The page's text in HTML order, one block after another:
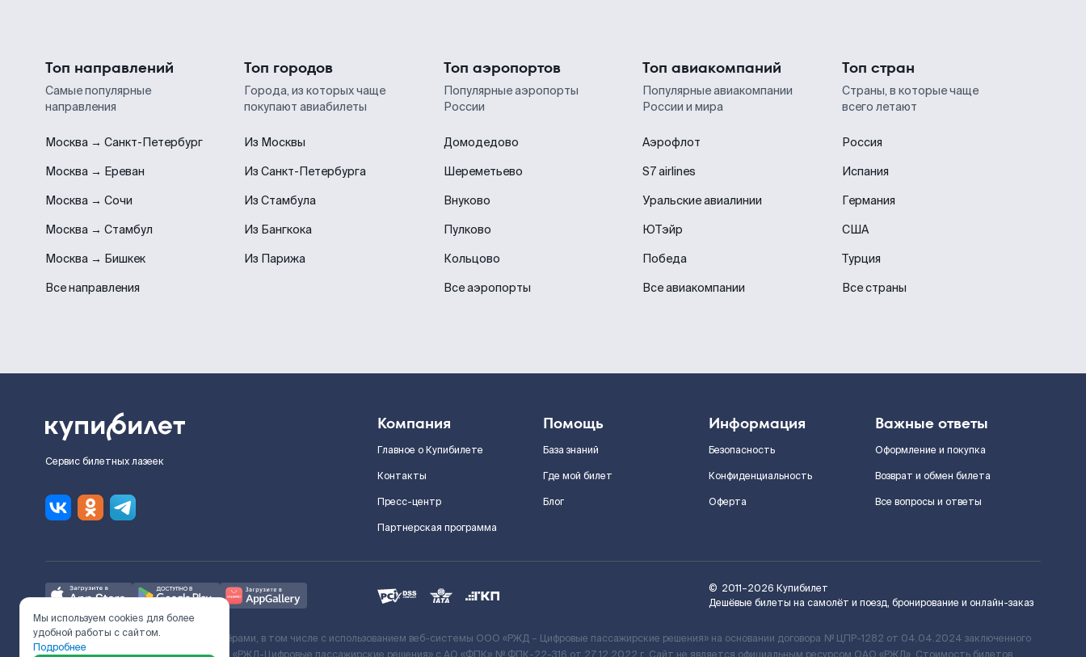
Топ направлений
Самые популярные
направления
Москва → Санкт-Петербург
Москва → Ереван
Москва → Сочи
Москва → Стамбул
Москва → Бишкек
Все направления
Топ городов
Города, из которых чаще
покупают авиабилеты
Из Москвы
Из Санкт-Петербурга
Из Стамбула
Из Бангкока
Из Парижа
Топ аэропортов
Популярные аэропорты
России
Домодедово
Шереметьево
Внуково
Пулково
Кольцово
Все аэропорты
Топ авиакомпаний
Популярные авиакомпании
России и мира
Аэрофлот
S7 airlines
Уральские авиалинии
ЮТэйр
Победа
Все авиакомпании
Топ стран
Страны, в которые чаще
всего летают
Россия
Испания
Германия
США
Турция
Все страны
Сервис билетных лазеек
Компания
Главное о Купибилете
Контакты
Пресс-центр
Партнерская программа
Помощь
База знаний
Где мой билет
Блог
Информация
Безопасность
Конфиденциальность
Оферта
Важные ответы
Оформление и покупка
Возврат и обмен билета
Все вопросы и ответы
© 2011–2026 Купибилет
Дешёвые билеты на самолёт и поезд, бронирование и онлайн-заказ
Ж/Д билеты предоставляются партнёрами, в том числе с использованием веб-системы ООО «РЖД – Цифровые пассажирские решения» на основании договора № ЦПР-1282 от 04.04.2024 заключенного
Мы используем cookies для более
удобной работы с сайтом.
Подробнее